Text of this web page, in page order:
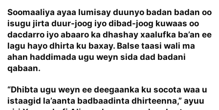
Soomaaliya ayaa lumisay duunyo badan badan oo
isugu jirta duur-joog iyo dibad-joog kuwaas oo
dacdarro iyo abaaro ka dhashay xaalufka ba’an ee
lagu hayo dhirta ku baxay. Balse taasi wali ma
ahan haddimada ugu weyn sida dad badani
qabaan.
“Dhibta ugu weyn ee deegaanka ku socota waa u
istaagid la’aanta badbaadinta dhirteenna,” ayuu